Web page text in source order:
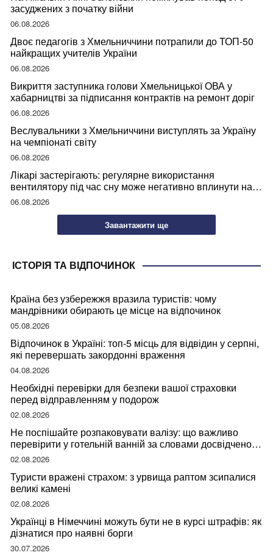
засуджених з початку війни
06.08.2026
Двоє педагогів з Хмельниччини потрапили до ТОП-50
найкращих учителів України
06.08.2026
Викриття заступника голови Хмельницької ОВА у
хабарництві за підписання контрактів на ремонт доріг
06.08.2026
Веслувальники з Хмельниччини виступлять за Україну
на чемпіонаті світу
06.08.2026
Лікарі застерігають: регулярне використання
вентилятору під час сну може негативно вплинути на
ваше здоров’я
06.08.2026
Завантажити ще
ІСТОРІЯ ТА ВІДПОЧИНОК
Країна без узбережжя вразила туристів: чому
мандрівники обирають це місце на відпочинок
05.08.2026
Відпочинок в Україні: топ-5 місць для відвідин у серпні,
які перевершать закордонні враження
04.08.2026
Необхідні перевірки для безпеки вашої страховки
перед відправленням у подорож
02.08.2026
Не поспішайте розпаковувати валізу: що важливо
перевірити у готельній ванній за словами досвідченої
мандрівниці
02.08.2026
Туристи вражені страхом: з урвища раптом зсипалися
великі камені
02.08.2026
Українці в Німеччині можуть бути не в курсі штрафів: як
дізнатися про наявні борги
30.07.2026